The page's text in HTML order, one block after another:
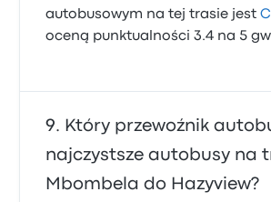
autobusowym na tej trasie jest
oceną punktualności 3.4 na 5
Który przewoźnik
najczystsze autobusy na
Mbombela do Hazyview?